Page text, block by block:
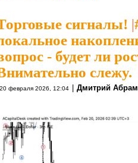
сигналы! |
- будет ли
слежу.
20 февраля 2026, 12:04 | Дмитрий